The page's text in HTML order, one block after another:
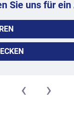
Sie uns für ein
‹ ›